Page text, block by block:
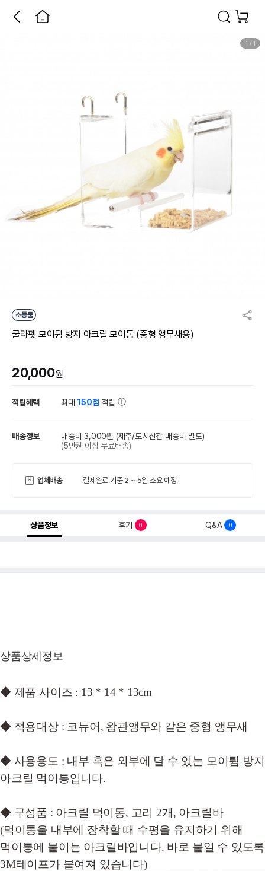
1 / 1
소동물
쿨라펫 모이튐 방지 아크릴 모이통 (중형 앵무새용)
20,000원
적립혜택 최대150점 적립
배송정보 배송비 3,000원 (제주/도서산간 배송비 별도)
(5만원 이상 무료배송)
업체배송 결제완료 기준 2 ~ 5일 소요 예정
상품정보 후기 0 Q&A 0
상품상세정보
◆ 제품 사이즈 : 13 * 14 * 13cm
◆ 적용대상 : 코뉴어, 왕관앵무와 같은 중형 앵무새
◆ 사용용도 : 내부 혹은 외부에 달 수 있는 모이튐 방지
아크릴 먹이통입니다.
◆ 구성품 : 아크릴 먹이통, 고리 2개, 아크릴바
(먹이통을 내부에 장착할 때 수평을 유지하기 위해
먹이통에 붙이는 아크릴바입니다. 바로 붙일 수 있도록
3M테이프가 붙여져 있습니다)